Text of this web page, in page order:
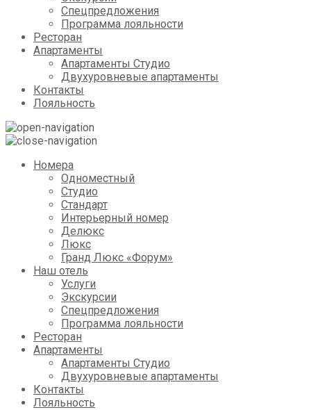
Спецпредложения
Программа лояльности
Ресторан
Апартаменты
Апартаменты Студио
Двухуровневые апартаменты
Контакты
Лояльность
Номера
Одноместный
Студио
Стандарт
Интерьерный номер
Делюкс
Люкс
Гранд Люкс «Форум»
Наш отель
Услуги
Экскурсии
Спецпредложения
Программа лояльности
Ресторан
Апартаменты
Апартаменты Студио
Двухуровневые апартаменты
Контакты
Лояльность